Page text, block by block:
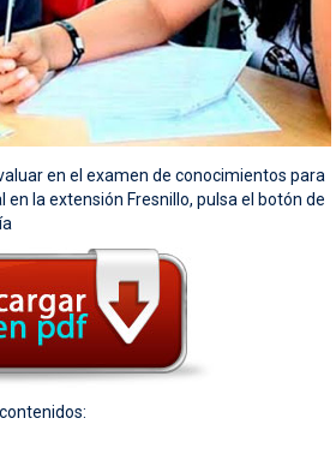
en el examen de conocimientos para
en la extensión Fresnillo, pulsa el botón de